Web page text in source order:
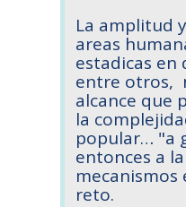
La amplitud
areas
estadicas en
entre otros,
alcance que
la
popular… "a
entonces a
reto.